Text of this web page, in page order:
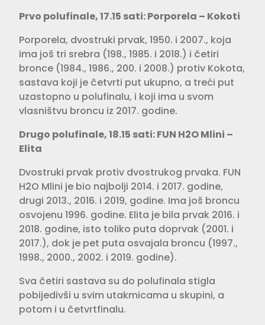
Prvo polufinale, 17.15 sati: Porporela – Kokoti
Porporela, dvostruki prvak, 1950. i 2007., koja
ima još tri srebra (198., 1985. i 2018.) i četiri
bronce (1984., 1986., 200. i 2008.) protiv Kokota,
sastava koji je četvrti put ukupno, a treći put
uzastopno u polufinalu, i koji ima u svom
vlasništvu broncu iz 2017. godine.
Drugo polufinale, 18.15 sati: FUN H2O Mlini –
Elita
Dvostruki prvak protiv dvostrukog prvaka. FUN
H2O Mlini je bio najbolji 2014. i 2017. godine,
drugi 2013., 2016. i 2019, godine. Ima još broncu
osvojenu 1996. godine. Elita je bila prvak 2016. i
2018. godine, isto toliko puta doprvak (2001. i
2017.), dok je pet puta osvajala broncu (1997.,
1998., 2000., 2002. i 2019. godine).
Sva četiri sastava su do polufinala stigla
pobijedivši u svim utakmicama u skupini, a
potom i u četvrtfinalu.